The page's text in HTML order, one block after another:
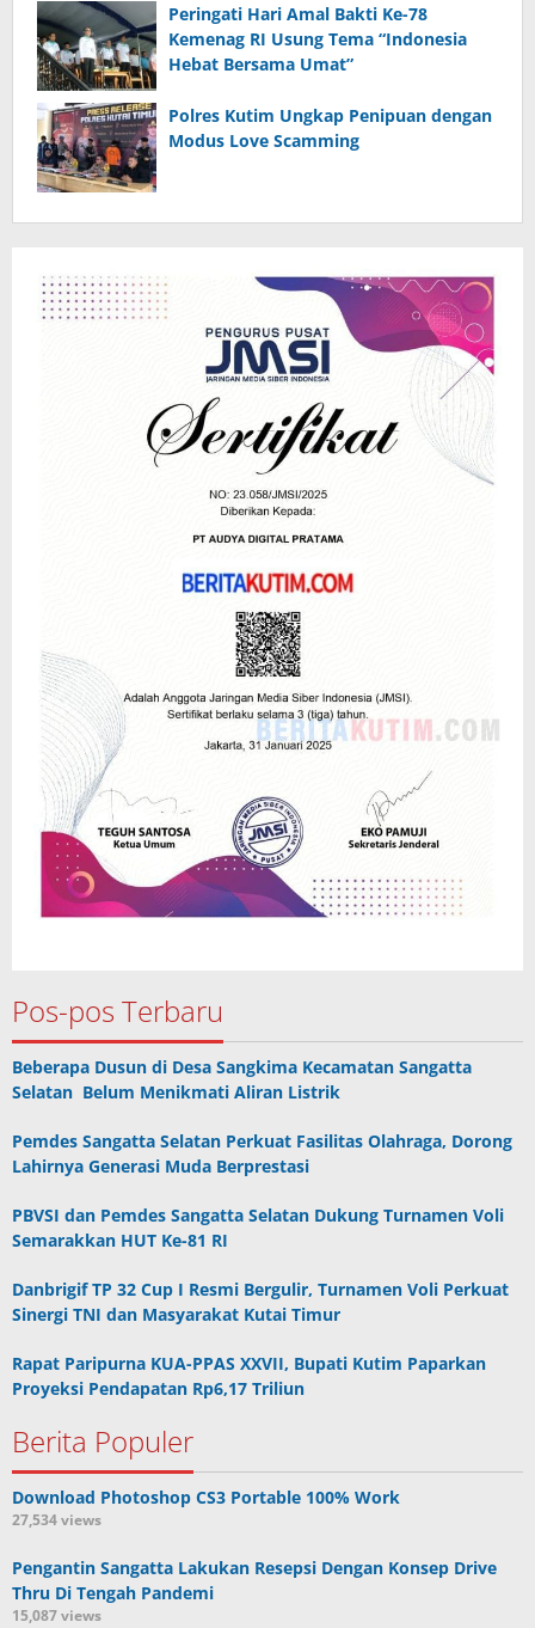
Peringati Hari Amal Bakti Ke-78
Kemenag RI Usung Tema “Indonesia
Hebat Bersama Umat”
Polres Kutim Ungkap Penipuan dengan
Modus Love Scamming
Pos-pos Terbaru
Beberapa Dusun di Desa Sangkima Kecamatan Sangatta
Selatan Belum Menikmati Aliran Listrik
Pemdes Sangatta Selatan Perkuat Fasilitas Olahraga, Dorong
Lahirnya Generasi Muda Berprestasi
PBVSI dan Pemdes Sangatta Selatan Dukung Turnamen Voli
Semarakkan HUT Ke-81 RI
Danbrigif TP 32 Cup I Resmi Bergulir, Turnamen Voli Perkuat
Sinergi TNI dan Masyarakat Kutai Timur
Rapat Paripurna KUA-PPAS XXVII, Bupati Kutim Paparkan
Proyeksi Pendapatan Rp6,17 Triliun
Berita Populer
Download Photoshop CS3 Portable 100% Work
27,534 views
Pengantin Sangatta Lakukan Resepsi Dengan Konsep Drive
Thru Di Tengah Pandemi
15,087 views